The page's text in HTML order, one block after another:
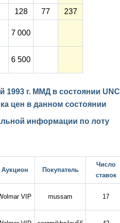
128 77
237
7 000
6 500
1993 г. ММД в состоянии UNC
цен в данном состоянии
информации по лоту
Аукцион Покупатель
Число
ставок
VIP mussam 17